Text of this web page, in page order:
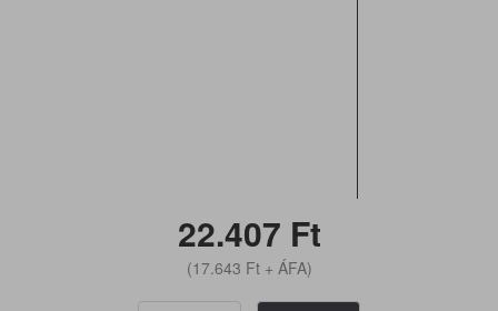
22.407 Ft
(17.643 Ft+ ÁFA)